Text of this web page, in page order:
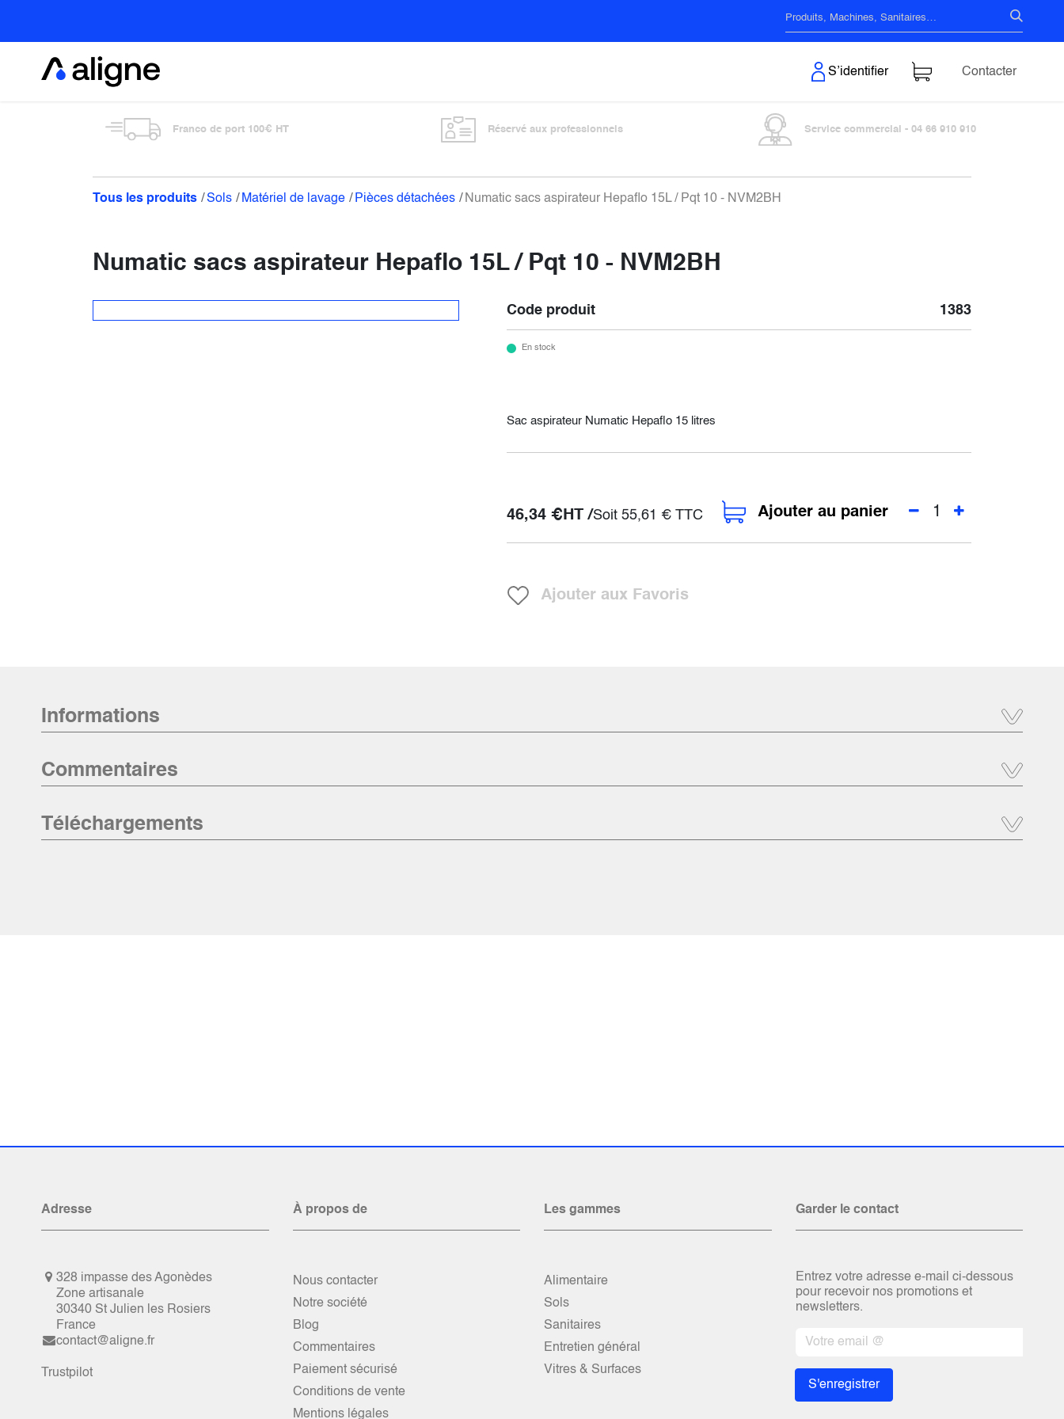
S’identifier Contacter
Franco de port 100€ HT Réservé aux professionnels Service commercial - 04 66 910 910
Tous les produits Sols Matériel de lavage Pièces détachées Numatic sacs aspirateur Hepaflo 15L / Pqt 10 - NVM2BH
Numatic sacs aspirateur Hepaflo 15L / Pqt 10 - NVM2BH
Code produit 1383
En stock
Sac aspirateur Numatic Hepaflo 15 litres
46,34€ HT /Soit 55,61 €TTC Ajouter au panier
Ajouter aux Favoris
Informations
Commentaires
Téléchargements
Adresse
328 impasse des Agonèdes
Zone artisanale
30340 St Julien les Rosiers
France
contact@aligne.fr
Trustpilot
À propos de
Nous contacter
Notre société
Blog
Commentaires
Paiement sécurisé
Conditions de vente
Mentions légales
Les gammes
Alimentaire
Sols
Sanitaires
Entretien général
Vitres & Surfaces
Garder le contact
Entrez votre adresse e-mail ci-dessous
pour recevoir nos promotions et
newsletters.
S'enregistrer